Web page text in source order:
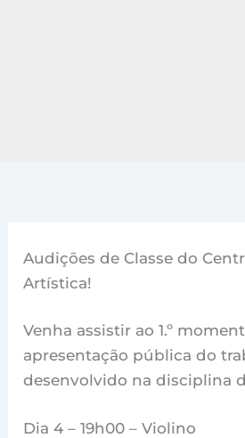
Audições de Classe do
Artística!
Venha assistir ao 1.º
apresentação pública do
desenvolvido na disciplina
Dia 4 – 19h00 – Violino